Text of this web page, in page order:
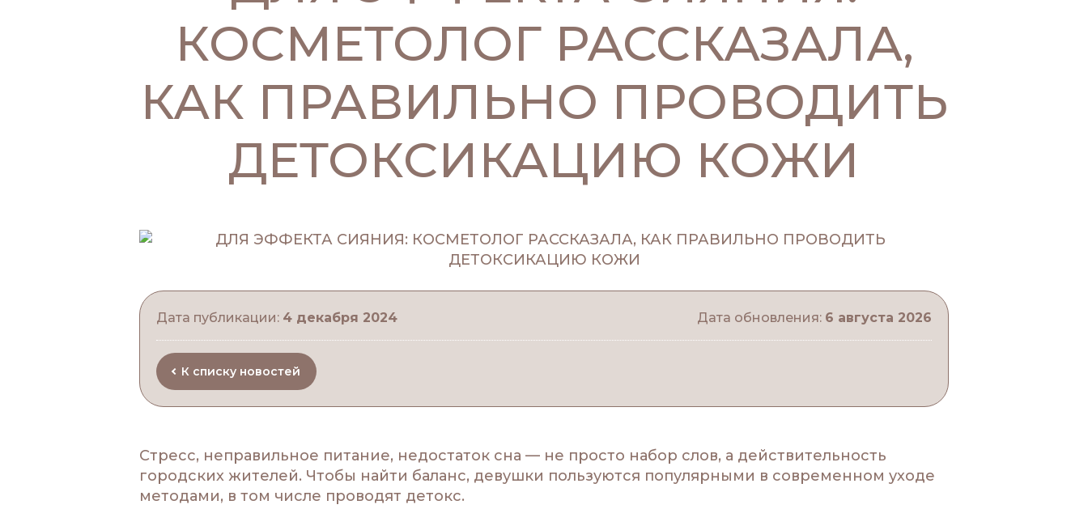
КОСМЕТОЛОГ РАССКАЗАЛА,
КАК ПРАВИЛЬНО ПРОВОДИТЬ
ДЕТОКСИКАЦИЮ КОЖИ
Дата публикации: 4 декабря 2024 Дата обновления: 6 августа 2026
К списку новостей
Стресс, неправильное питание, недостаток сна — не просто набор слов, а действительность
городских жителей. Чтобы найти баланс, девушки пользуются популярными в современном уходе
методами, в том числе проводят детокс.